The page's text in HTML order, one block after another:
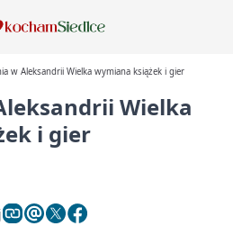
w Aleksandrii Wielka wymiana książek i gier
Wielka
i gier